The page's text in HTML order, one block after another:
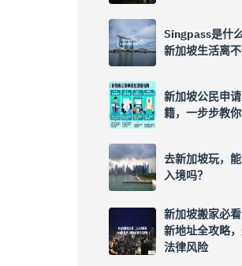
Singpass是什
新加坡生活离不
新加坡公民申
籍，一步步教
去新加坡玩，
入境吗？
新加坡搬家必
新地址全攻略
法律风险